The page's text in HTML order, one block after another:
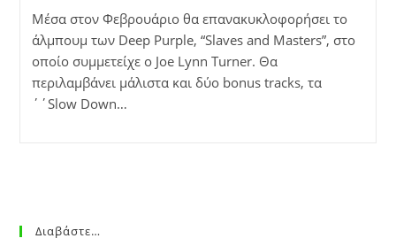
Μέσα στον Φεβρουάριο θα επανακυκλοφορήσει το
άλμπουμ των Deep Purple, “Slaves and Masters”, στο
οποίο συμμετείχε ο Joe Lynn Turner. Θα
περιλαμβάνει μάλιστα και δύο bonus tracks, τα
΄΄Slow Down…
Διαβάστε…